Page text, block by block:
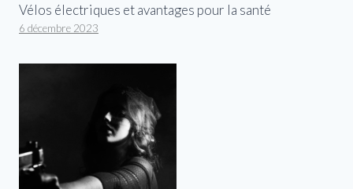
Vélos électriques et avantages pour la santé
6 décembre 2023